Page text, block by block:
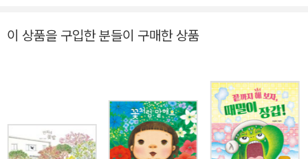
마였다가 다리를 다쳐서 관광 마차를 끌게 된 말, 실험동물로 평
모는 우리가 찾을 거야! 우리가 어떻게 우리의 가치를 찾아 가는
지 따뜻한 눈길로 지켜봐 줘. 우리의 쓸모는 우리가 찾을 거야! 브
레멘 음악대가 세상에 알려진 지 2백 년 가까운 시간이 흘렀습니
다. 그런데 어째 동물들의 처지는 별반 달라진 것이 없어 보입니
이 상품을 구입한 분들이 구매한 상품